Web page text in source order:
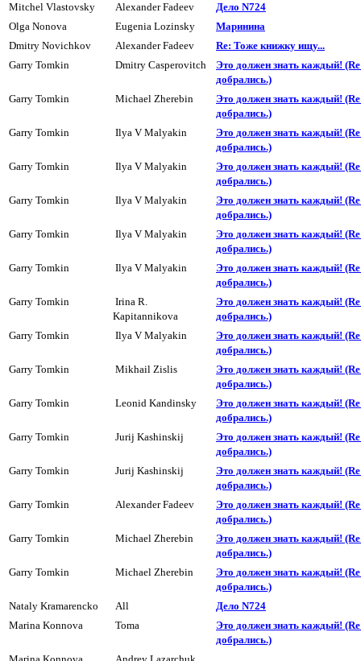
Mitchel Vlastovsky
Alexander Fadeev
Дело N724
Olga Nonova
Eugenia Lozinsky
Маринина
Dmitry Novichkov
Alexander Fadeev
Re: Тоже книжку ищу...
Garry Tomkin
Dmitry Casperovitch
Это должен знать каждый!
добpались.)
Garry Tomkin
Michael Zherebin
Это должен знать каждый!
добpались.)
Garry Tomkin
Ilya V Malyakin
Это должен знать каждый!
добpались.)
Garry Tomkin
Ilya V Malyakin
Это должен знать каждый!
добpались.)
Garry Tomkin
Ilya V Malyakin
Это должен знать каждый!
добpались.)
Garry Tomkin
Ilya V Malyakin
Это должен знать каждый!
добpались.)
Garry Tomkin
Ilya V Malyakin
Это должен знать каждый!
добpались.)
Garry Tomkin
Irina R.
Kapitannikova
Это должен знать каждый!
добpались.)
Garry Tomkin
Ilya V Malyakin
Это должен знать каждый!
добpались.)
Garry Tomkin
Mikhail Zislis
Это должен знать каждый!
добpались.)
Garry Tomkin
Leonid Kandinsky
Это должен знать каждый!
добpались.)
Garry Tomkin
Jurij Kashinskij
Это должен знать каждый!
добpались.)
Garry Tomkin
Jurij Kashinskij
Это должен знать каждый!
добpались.)
Garry Tomkin
Alexander Fadeev
Это должен знать каждый!
добpались.)
Garry Tomkin
Michael Zherebin
Это должен знать каждый!
добpались.)
Garry Tomkin
Michael Zherebin
Это должен знать каждый!
добpались.)
Nataly Kramarencko
All
Дело N724
Marina Konnova
Toma
Это должен знать каждый!
добpались.)